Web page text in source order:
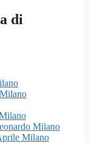
di
Milano
Milano